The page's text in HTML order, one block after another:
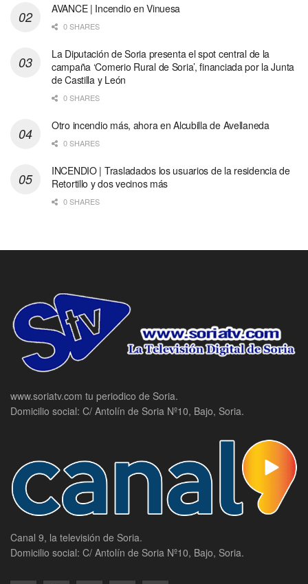
AVANCE | Incendio en Vinuesa
0 SHARES
La Diputación de Soria presenta el spot central de la
campaña ‘Comerio Rural de Soria’, financiada por la Junta
de Castilla y León
0 SHARES
Otro incendio más, ahora en Alcubilla de Avellaneda
0 SHARES
INCENDIO | Trasladados los usuarios de la residencia de
Retortillo y dos vecinos más
0 SHARES
www.soriatv.com tu periodico de Soria.
Domicilio social: C/ Antolín de Soria Nº10, Bajo, Soria.
Canal 9, la televisión de Soria.
Domicilio social: C/ Antolín de Soria Nº10, Bajo, Soria.